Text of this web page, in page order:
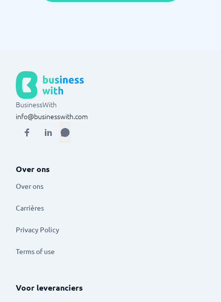
BusinessWith
info@businesswith.com
Over ons
Over ons
Carrières
Privacy Policy
Terms of use
Voor leveranciers